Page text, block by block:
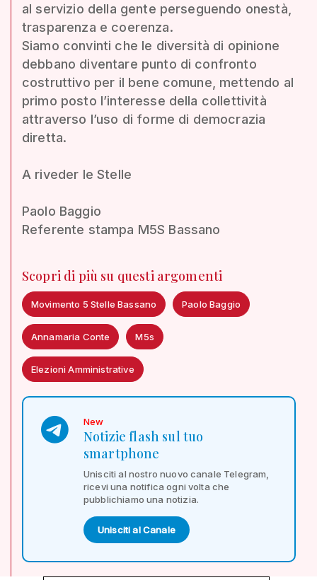
al servizio della gente perseguendo onestà,
trasparenza e coerenza.
Siamo convinti che le diversità di opinione
debbano diventare punto di confronto
costruttivo per il bene comune, mettendo al
primo posto l’interesse della collettività
attraverso l’uso di forme di democrazia
diretta.
A riveder le Stelle
Paolo Baggio
Referente stampa M5S Bassano
Scopri di più su questi argomenti
Movimento 5 Stelle Bassano Paolo Baggio
Annamaria Conte M5s
Elezioni Amministrative
New
Notizie flash sul tuo
smartphone
Unisciti al nostro nuovo canale Telegram,
ricevi una notifica ogni volta che
pubblichiamo una notizia.
Unisciti al Canale